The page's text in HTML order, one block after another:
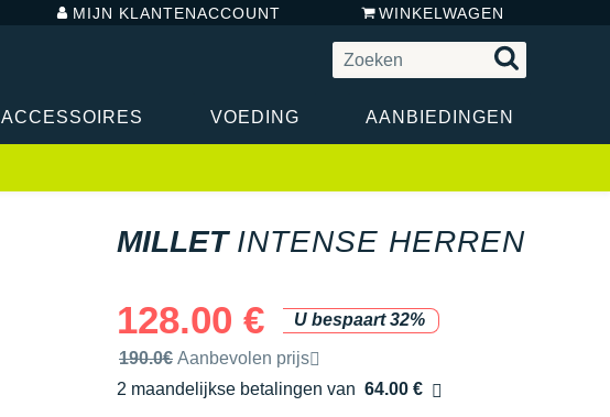
MIJN KLANTENACCOUNT WINKELWAGEN
ACCESSOIRES VOEDING AANBIEDINGEN
MILLET INTENSE HERREN
128.00 €
U bespaart 32%
Door het merk aanbevolen verkoopprijs
190.0€ Aanbevolen prijs
2 maandelijkse betalingen van 64.00 €
zonder kosten